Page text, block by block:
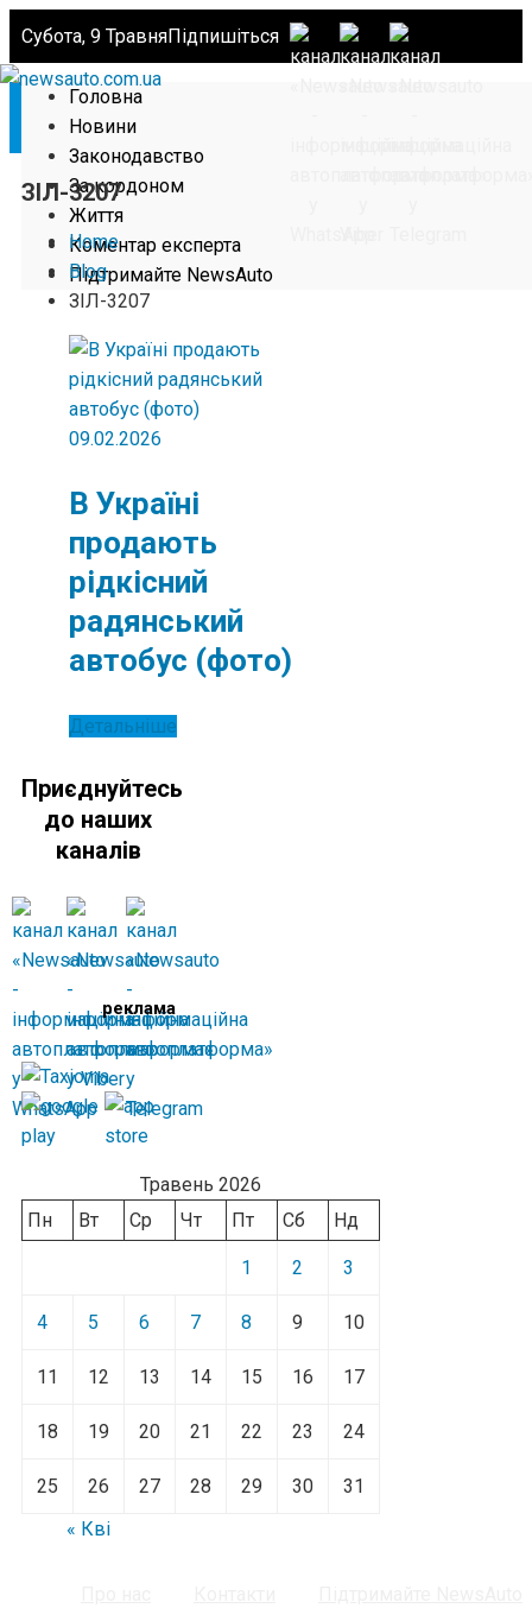
Субота, 9 ТравняПідпишіться
Головна
Новини
Законодавство
За кордоном
Життя
Коментар експерта
Підтримайте NewsAuto
ЗІЛ-3207
Home
Blog
ЗІЛ-3207
09.02.2026
В Україні
продають
рідкісний
радянський
автобус (фото)
Детальніше
Приєднуйтесь
до наших
каналів
реклама
Травень 2026
Пн
Вт Ср Чт Пт Сб Нд
1 2 3
4 5 6 7 8 9 10
11 12 13 14 15 16 17
18 19 20 21 22 23 24
25 26 27 28 29 30
31
« Кві